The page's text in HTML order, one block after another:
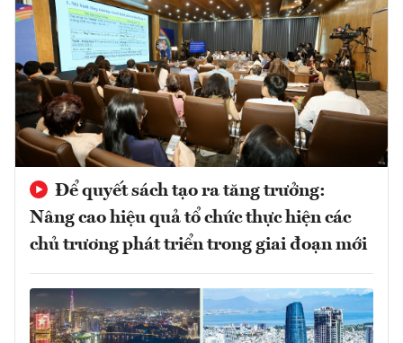
Để quyết sách tạo ra tăng trưởng:
Nâng cao hiệu quả tổ chức thực hiện các
chủ trương phát triển trong giai đoạn mới